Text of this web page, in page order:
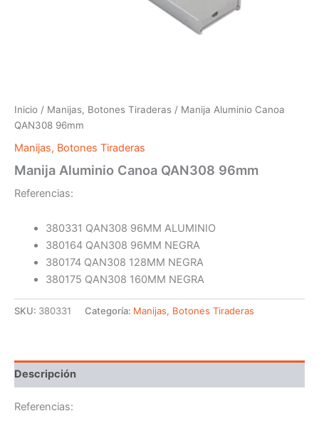
Inicio / Manijas, Botones Tiraderas / Manija Aluminio Canoa
QAN308 96mm
Manijas, Botones Tiraderas
Manija Aluminio Canoa QAN308 96mm
Referencias:
380331 QAN308 96MM ALUMINIO
380164 QAN308 96MM NEGRA
380174 QAN308 128MM NEGRA
380175 QAN308 160MM NEGRA
SKU: 380331 Categoría: Manijas, Botones Tiraderas
Descripción
Referencias: